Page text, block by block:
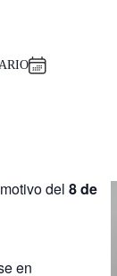
del 8 de
en